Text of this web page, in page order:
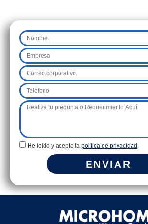
He leído y acepto la política de privacidad
ENVIAR